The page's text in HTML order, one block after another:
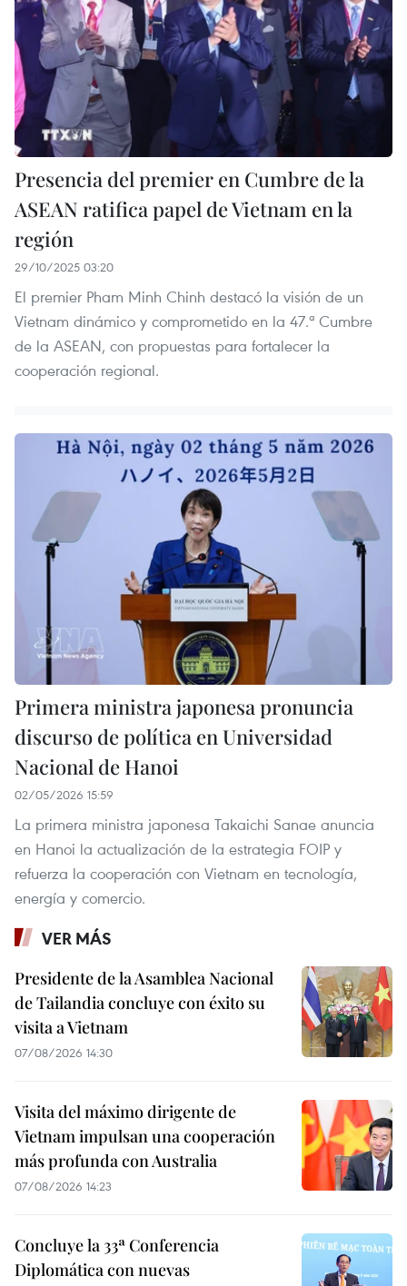
Presencia del premier en Cumbre de la
ASEAN ratifica papel de Vietnam en la
región
29/10/2025 03:20
El premier Pham Minh Chinh destacó la visión de un
Vietnam dinámico y comprometido en la 47.ª Cumbre
de la ASEAN, con propuestas para fortalecer la
cooperación regional.
Primera ministra japonesa pronuncia
discurso de política en Universidad
Nacional de Hanoi
02/05/2026 15:59
La primera ministra japonesa Takaichi Sanae anuncia
en Hanoi la actualización de la estrategia FOIP y
refuerza la cooperación con Vietnam en tecnología,
energía y comercio.
VER MÁS
Presidente de la Asamblea Nacional
de Tailandia concluye con éxito su
visita a Vietnam
07/08/2026 14:30
Visita del máximo dirigente de
Vietnam impulsan una cooperación
más profunda con Australia
07/08/2026 14:23
Concluye la 33ª Conferencia
Diplomática con nuevas